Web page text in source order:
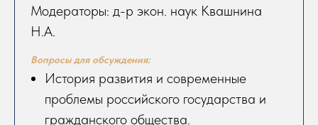
Модераторы: д-р экон. наук Квашнина
Н.А.
Вопросы для обсуждения:
История развития и современные
проблемы российского государства и
гражданского общества.